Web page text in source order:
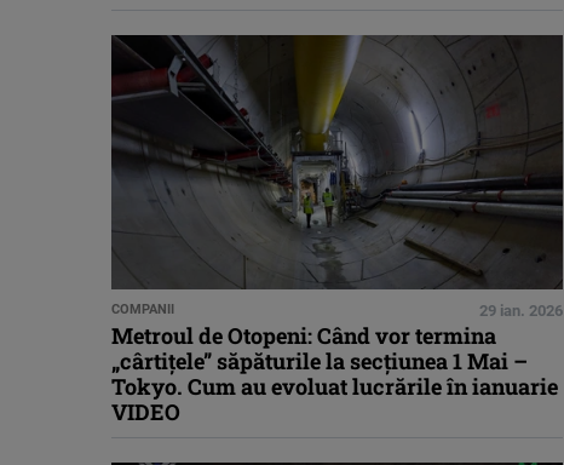
COMPANII 29 ian. 2026
Metroul de Otopeni: Când vor termina
„cârtițele” săpăturile la secțiunea 1 Mai –
Tokyo. Cum au evoluat lucrările în ianuarie
VIDEO